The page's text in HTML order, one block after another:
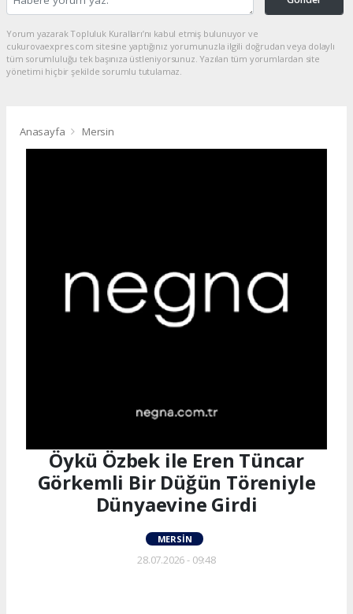
Yorum yazarak Topluluk Kuralları’nı kabul etmiş bulunuyor ve
cukurovaexpres.com sitesine yaptığınız yorumunuzla ilgili doğrudan veya dolaylı
tüm sorumluluğu tek başınıza üstleniyorsunuz. Yazılan tüm yorumlardan site
yönetimi hiçbir şekilde sorumlu tutulamaz.
Anasayfa Mersin
Öykü Özbek ile Eren Tüncar
Görkemli Bir Düğün Töreniyle
Dünyaevine Girdi
MERSIN
28.07.2026 - 09:48